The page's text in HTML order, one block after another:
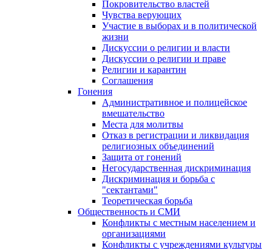
Покровительство властей
Чувства верующих
Участие в выборах и в политической
жизни
Дискуссии о религии и власти
Дискуссии о религии и праве
Религии и карантин
Соглашения
Гонения
Административное и полицейское
вмешательство
Места для молитвы
Отказ в регистрации и ликвидация
религиозных объединений
Защита от гонений
Негосударственная дискриминация
Дискриминация и борьба с
"сектантами"
Теоретическая борьба
Общественность и СМИ
Конфликты с местным населением и
организациями
Конфликты с учреждениями культуры